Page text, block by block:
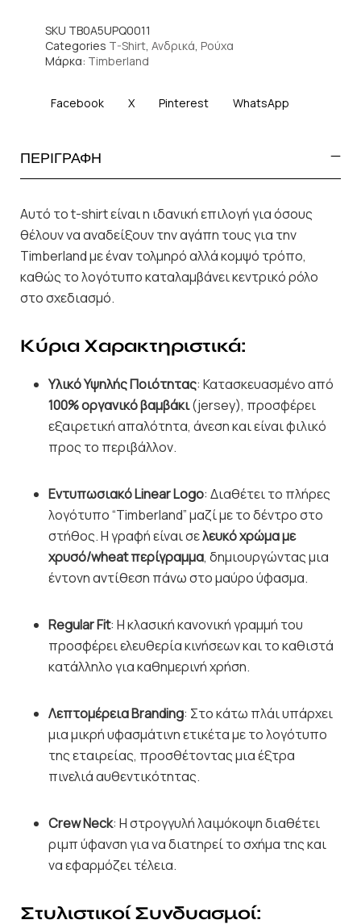
SKU TB0A5UPQ0011
Categories T-Shirt, Ανδρικά, Ρούχα
Μάρκα: Timberland
Facebook X Pinterest WhatsApp
ΠΕΡΙΓΡΑΦΗ
Αυτό το t-shirt είναι η ιδανική επιλογή για όσους
θέλουν να αναδείξουν την αγάπη τους για την
Timberland με έναν τολμηρό αλλά κομψό τρόπο,
καθώς το λογότυπο καταλαμβάνει κεντρικό ρόλο
στο σχεδιασμό.
Κύρια Χαρακτηριστικά:
Υλικό Υψηλής Ποιότητας: Κατασκευασμένο από
100% οργανικό βαμβάκι(jersey), προσφέρει
εξαιρετική απαλότητα, άνεση και είναι φιλικό
προς το περιβάλλον.
Εντυπωσιακό Linear Logo: Διαθέτει το πλήρες
λογότυπο “Timberland” μαζί με το δέντρο στο
στήθος. Η γραφή είναι σελευκό χρώμα με
χρυσό/wheat περίγραμμα, δημιουργώντας μια
έντονη αντίθεση πάνω στο μαύρο ύφασμα.
Regular Fit: Η κλασική κανονική γραμμή του
προσφέρει ελευθερία κινήσεων και το καθιστά
κατάλληλο για καθημερινή χρήση.
Λεπτομέρεια Branding: Στο κάτω πλάι υπάρχει
μια μικρή υφασμάτινη ετικέτα με το λογότυπο
της εταιρείας, προσθέτοντας μια έξτρα
πινελιά αυθεντικότητας.
Crew Neck: Η στρογγυλή λαιμόκοψη διαθέτει
ριμπ ύφανση για να διατηρεί το σχήμα της και
να εφαρμόζει τέλεια.
Στυλιστικοί Συνδυασμοί: